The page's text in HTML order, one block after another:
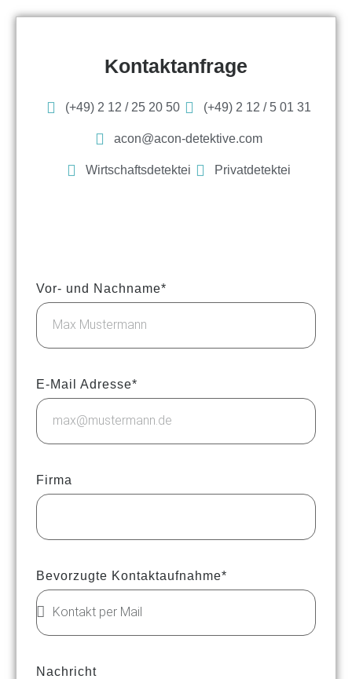
Kontaktanfrage
(+49) 2 12 / 25 20 50 (+49) 2 12 / 5 01 31
acon@acon-detektive.com
Wirtschaftsdetektei Privatdetektei
Vor- und Nachname*
E-Mail Adresse*
Firma
Bevorzugte Kontaktaufnahme*
Nachricht